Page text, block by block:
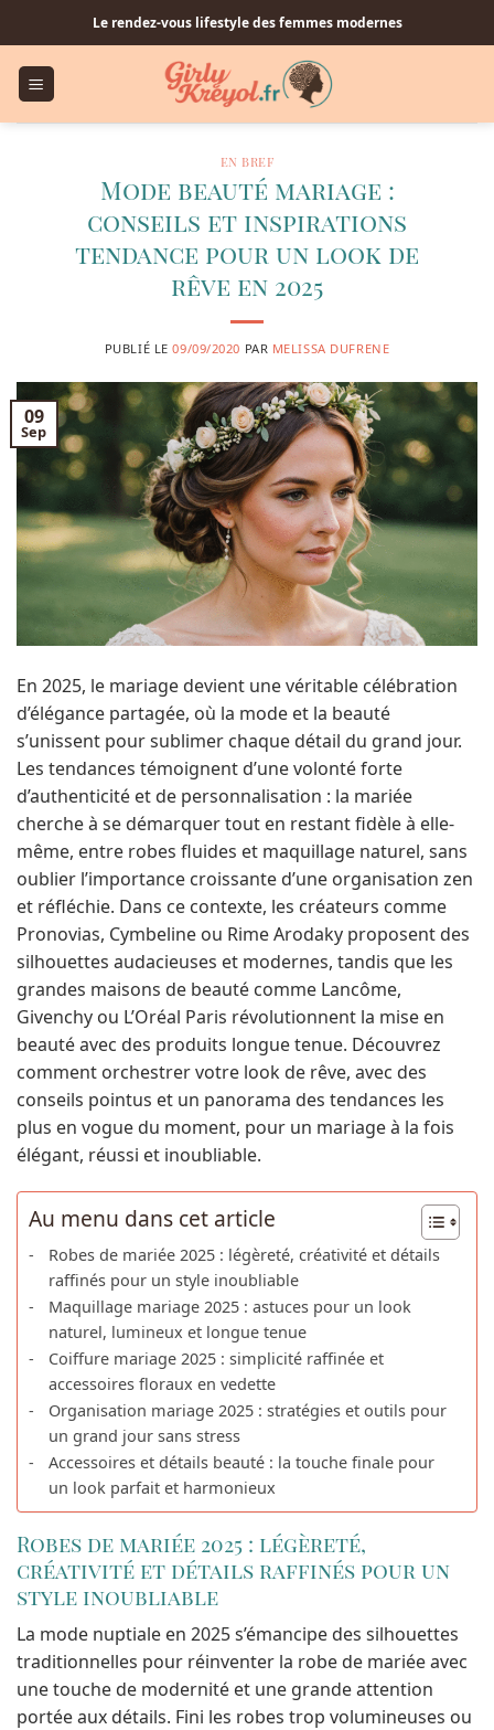
au
contenu
Le rendez-vous lifestyle des femmes modernes
EN BREF
Mode beauté mariage :
conseils et inspirations
tendance pour un look de
rêve en 2025
PUBLIÉ LE09/09/2020 PAR MELISSA DUFRENE
09
Sep
En 2025, le mariage devient une véritable célébration
d’élégance partagée, où la mode et la beauté
s’unissent pour sublimer chaque détail du grand jour.
Les tendances témoignent d’une volonté forte
d’authenticité et de personnalisation : la mariée
cherche à se démarquer tout en restant fidèle à elle-
même, entre robes fluides et maquillage naturel, sans
oublier l’importance croissante d’une organisation zen
et réfléchie. Dans ce contexte, les créateurs comme
Pronovias, Cymbeline ou Rime Arodaky proposent des
silhouettes audacieuses et modernes, tandis que les
grandes maisons de beauté comme Lancôme,
Givenchy ou L’Oréal Paris révolutionnent la mise en
beauté avec des produits longue tenue. Découvrez
comment orchestrer votre look de rêve, avec des
conseils pointus et un panorama des tendances les
plus en vogue du moment, pour un mariage à la fois
élégant, réussi et inoubliable.
Au menu dans cet article
Robes de mariée 2025 : légèreté, créativité et détails
raffinés pour un style inoubliable
Maquillage mariage 2025 : astuces pour un look
naturel, lumineux et longue tenue
Coiffure mariage 2025 : simplicité raffinée et
accessoires floraux en vedette
Organisation mariage 2025 : stratégies et outils pour
un grand jour sans stress
Accessoires et détails beauté : la touche finale pour
un look parfait et harmonieux
Robes de mariée 2025 : légèreté,
créativité et détails raffinés pour un
style inoubliable
La mode nuptiale en 2025 s’émancipe des silhouettes
traditionnelles pour réinventer la robe de mariée avec
une touche de modernité et une grande attention
portée aux détails. Fini les robes trop volumineuses ou